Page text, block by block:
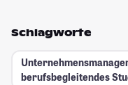
Schlagworte
berufsbegleitendes